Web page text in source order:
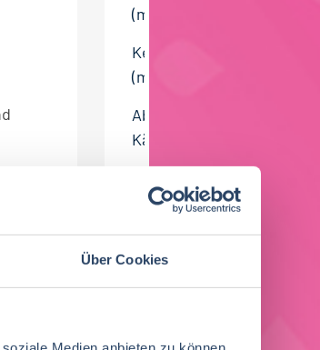
Über Cookies
(m/w/d) - Marke
Key Account Manager:in
(m/w/d) Handelsmarke
Abteilungsleitung (m/w/d)
Käserei
Werksleitung (m/w/d)
Frische-/TK-Convenience
Produktionsleitung (m/w/d)
Molkereiprodukte